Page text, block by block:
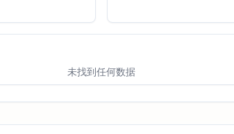
未找到任何数据